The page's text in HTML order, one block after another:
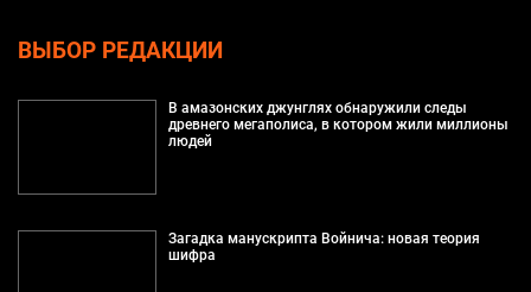
ВЫБОР РЕДАКЦИИ
В амазонских джунглях обнаружили следы
древнего мегаполиса, в котором жили миллионы
людей
Загадка манускрипта Войнича: новая теория
шифра